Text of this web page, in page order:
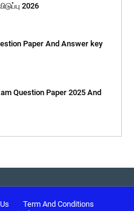
2026
Paper And Answer key
Question Paper 2025 And
Term And Conditions